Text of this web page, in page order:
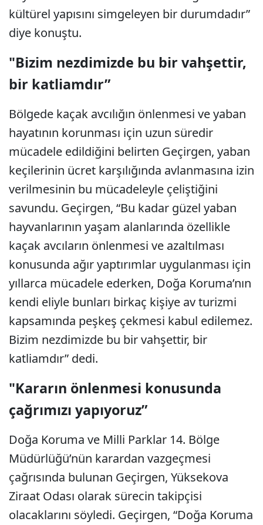
kültürel yapısını simgeleyen bir durumdadır”
diye konuştu.
"Bizim nezdimizde bu bir vahşettir,
bir katliamdır”
Bölgede kaçak avcılığın önlenmesi ve yaban
hayatının korunması için uzun süredir
mücadele edildiğini belirten Geçirgen, yaban
keçilerinin ücret karşılığında avlanmasına izin
verilmesinin bu mücadeleyle çeliştiğini
savundu. Geçirgen, “Bu kadar güzel yaban
hayvanlarının yaşam alanlarında özellikle
kaçak avcıların önlenmesi ve azaltılması
konusunda ağır yaptırımlar uygulanması için
yıllarca mücadele ederken, Doğa Koruma’nın
kendi eliyle bunları birkaç kişiye av turizmi
kapsamında peşkeş çekmesi kabul edilemez.
Bizim nezdimizde bu bir vahşettir, bir
katliamdır” dedi.
"Kararın önlenmesi konusunda
çağrımızı yapıyoruz”
Doğa Koruma ve Milli Parklar 14. Bölge
Müdürlüğü’nün karardan vazgeçmesi
çağrısında bulunan Geçirgen, Yüksekova
Ziraat Odası olarak sürecin takipçisi
olacaklarını söyledi. Geçirgen, “Doğa Koruma